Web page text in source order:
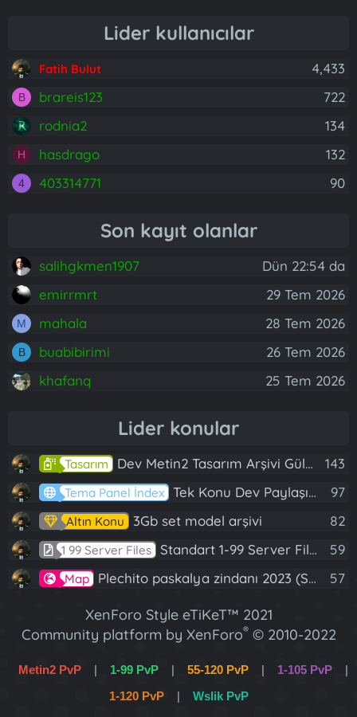
Lider kullanıcılar
Fatih Bulut 4,433
B brareis123
722
rodnia2
134
H hasdrago 132
4 403314771 90
Son kayıt olanlar
salihgkmen1907
Dün 22:54 da
emirrmrt
29 Tem 2026
M mahala 28 Tem 2026
B buabibirimi
26 Tem 2026
khafanq
25 Tem 2026
Lider konular
Tasarım Dev Metin2 Tasarım Arşivi Güle Güle Kullanın 143
Tema Panel İndex Tek Konu Dev Paylaşım 10 Adet Server Tanıtım İndex 97
Altın Konu 3Gb set model arşivi 82
1 99 Server Files Standart 1-99 Server Files 59
Map Plechito paskalya zindanı 2023 (Spring Sanctuary dungeon) 57
XenForo Style eTiKeT™ 2021
Community platform by XenForo® © 2010-2022
[XGT] Forum statistics system- XenGenTr
Metin2 PvP | 1-99 PvP | 55-120 PvP | 1-105 PvP
|
1-120 PvP
| Wslik PvP